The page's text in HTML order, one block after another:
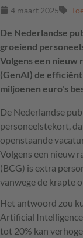
4 maart 2025
De Nederlandse
groeiend
Volgens een nieuw
(GenAI) de
miljoenen euro's
De Nederlandse
personeelstekort,
openstaande
Volgens een nieuw
(BCG) is extra
vanwege de krapte
Het antwoord zou
Artificial
tot 20% kan